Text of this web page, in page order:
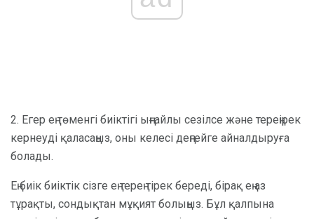
2. Егер ең төменгі биіктігі ыңғайлы сезілсе және тереңірек
кернеуді қаласаңыз, оны келесі деңгейге айналдыруға
болады.
Ең биік биіктік сізге ең терең тірек береді, бірақ ең аз
тұрақты, сондықтан мұқият болыңыз. Бұл қалпына